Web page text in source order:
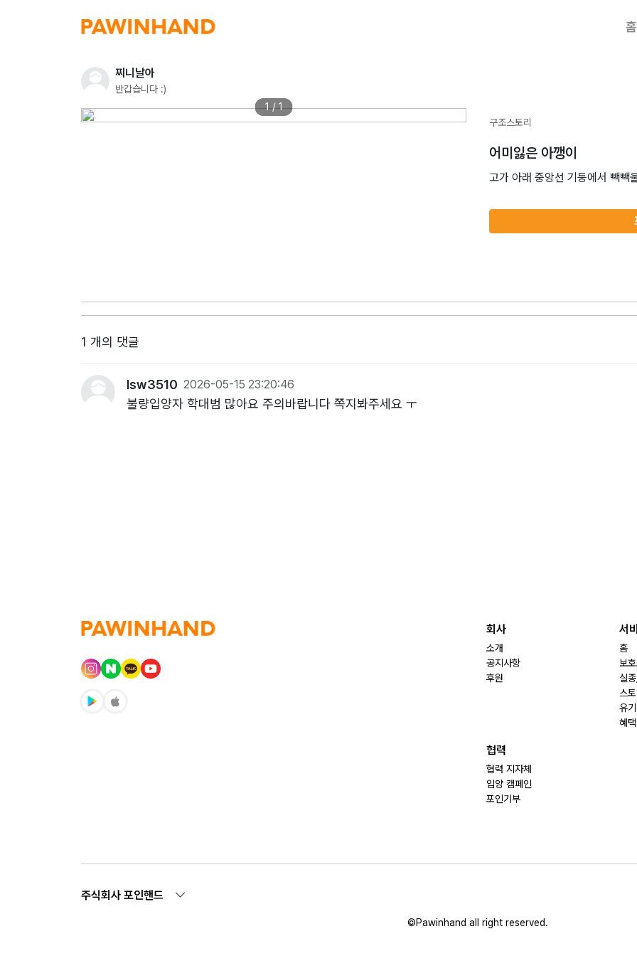
홈
찌니날아
반갑습니다 :)
1 / 1
구조스토리
어미잃은 아깽이
고가 아래 중앙선 기둥에서 빽빽
1 개의 댓글
lsw3510 2026-05-15 23:20:46
불량입양자 학대범 많아요 주의바랍니다 쪽지봐주세요 ㅜ
회사
소개
공지사항
후원
서
홈
보
실
스토
유
혜택
협력
협력 지자체
입양 캠페인
포인기부
주식회사 포인핸드
©Pawinhand all right reserved.